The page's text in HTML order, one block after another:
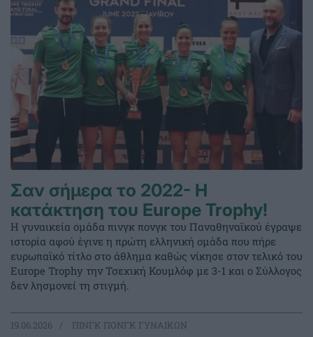
Σαν σήμερα το 2022- Η
κατάκτηση του Europe Trophy!
Η γυναικεία ομάδα πινγκ πονγκ του Παναθηναϊκού έγραψε
ιστορία αφού έγινε η πρώτη ελληνική ομάδα που πήρε
ευρωπαϊκό τίτλο στο άθλημα καθώς νίκησε στον τελικό του
Europe Trophy την Τσεχική Κουμλόφ με 3-1 και ο Σύλλογος
δεν λησμονεί τη στιγμή.
19.06.2026 ΠΙΝΓΚ ΠΟΝΓΚ ΓΥΝΑΙΚΩΝ